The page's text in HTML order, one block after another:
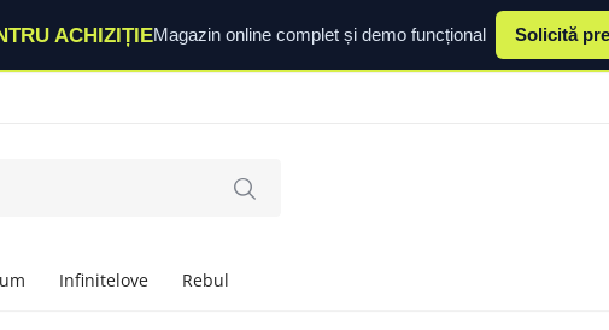
ACHIZIȚIEMagazin online complet și demo funcțional Solicită
Infinitelove Rebul